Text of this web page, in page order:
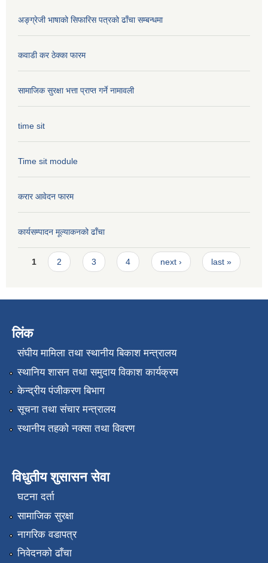
अङ्ग्रेजी भाषाको सिफारिस पत्रको ढाँचा सम्बन्धमा
कवाडी कर ठेक्का फारम
सामाजिक सुरक्षा भत्ता प्राप्त गर्ने नामावली
time sit
Time sit module
करार आवेदन फारम
कार्यसम्पादन मूल्या‌कनको ढाँचा
Pages
1 2 3 4 next › last »
लिंक
संघीय मामिला तथा स्थानीय बिकाश मन्त्रालय
स्थानिय शासन तथा समुदाय विकाश कार्यक्रम
केन्द्रीय पंजीकरण बिभाग
सूचना तथा संचार मन्त्रालय
स्थानीय तहको नक्सा तथा विवरण
विधुतीय शुसासन सेवा
घटना दर्ता
सामाजिक सुरक्षा
नागरिक वडापत्र
निवेदनको ढाँचा